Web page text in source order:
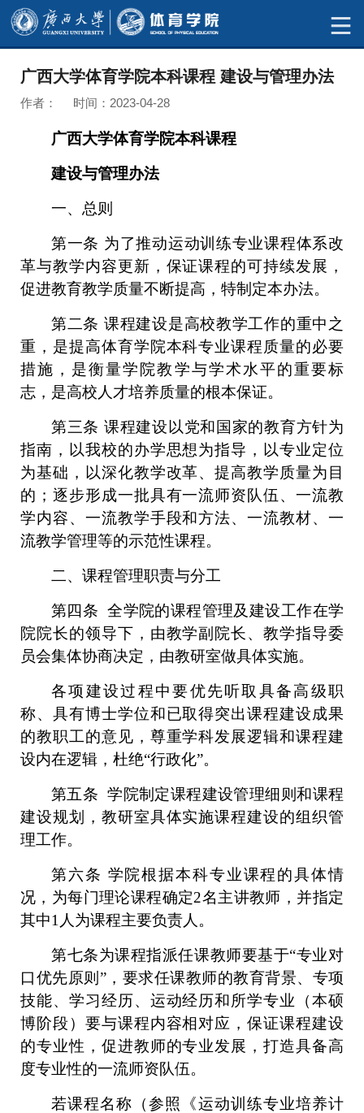
广西大学体育学院本科课程 建设与管理办法
作者： 时间：2023-04-28
广西大学体育学院本科课程
建设与管理办法
一、总则
第一条 为了推动运动训练专业课程体系改
革与教学内容更新，保证课程的可持续发展，
促进教育教学质量不断提高，特制定本办法。
第二条 课程建设是高校教学工作的重中之
重，是提高体育学院本科专业课程质量的必要
措施，是衡量学院教学与学术水平的重要标
志，是高校人才培养质量的根本保证。
第三条 课程建设以党和国家的教育方针为
指南，以我校的办学思想为指导，以专业定位
为基础，以深化教学改革、提高教学质量为目
的；逐步形成一批具有一流师资队伍、一流教
学内容、一流教学手段和方法、一流教材、一
流教学管理等的示范性课程。
二、课程管理职责与分工
第四条 全学院的课程管理及建设工作在学
院院长的领导下，由教学副院长、教学指导委
员会集体协商决定，由教研室做具体实施。
各项建设过程中要优先听取具备高级职
称、具有博士学位和已取得突出课程建设成果
的教职工的意见，尊重学科发展逻辑和课程建
设内在逻辑，杜绝“行政化”。
第五条 学院制定课程建设管理细则和课程
建设规划，教研室具体实施课程建设的组织管
理工作。
第六条 学院根据本科专业课程的具体情
况，为每门理论课程确定2名主讲教师，并指定
其中1人为课程主要负责人。
第七条为课程指派任课教师要基于“专业对
口优先原则”，要求任课教师的教育背景、专项
技能、学习经历、运动经历和所学专业（本硕
博阶段）要与课程内容相对应，保证课程建设
的专业性，促进教师的专业发展，打造具备高
度专业性的一流师资队伍。
若课程名称（参照《运动训练专业培养计